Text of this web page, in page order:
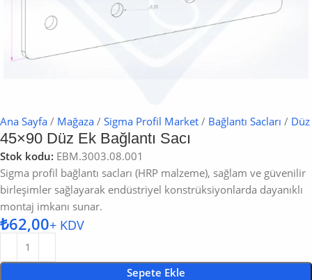
Ana Sayfa / Mağaza / Sigma Profil Market / Bağlantı Sacları / Düz
45×90 Düz Ek Bağlantı Sacı
Stok kodu: EBM.3003.08.001
Sigma profil bağlantı sacları (HRP malzeme), sağlam ve güvenilir
birleşimler sağlayarak endüstriyel konstrüksiyonlarda dayanıklı
montaj imkanı sunar.
₺
Sepete Ekle